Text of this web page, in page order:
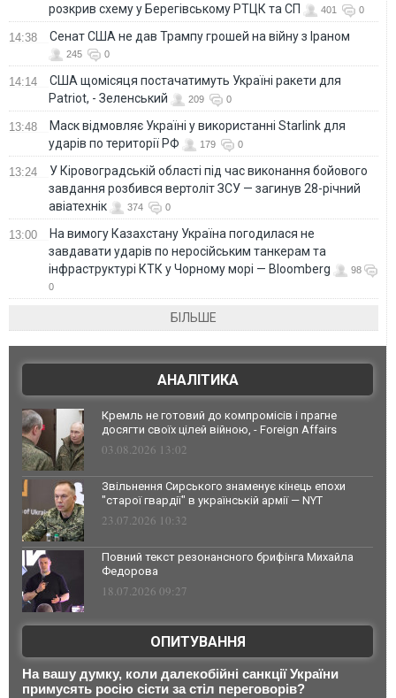
розкрив схему у Берегівському РТЦК та СП
401 0
14:38 Сенат США не дав Трампу грошей на війну з Іраном
245 0
14:14
США щомісяця постачатимуть Україні ракети для
Patriot, - Зеленський
209 0
13:48
Маск відмовляє Україні у використанні Starlink для
ударів по території РФ
179 0
13:24
У Кіровоградській області під час виконання бойового
завдання розбився вертоліт ЗСУ — загинув 28-річний
авіатехнік
374 0
13:00
На вимогу Казахстану Україна погодилася не
завдавати ударів по неросійським танкерам та
інфраструктурі КТК у Чорному морі — Bloomberg
98
0
БІЛЬШЕ
АНАЛІТИКА
Кремль не готовий до компромісів і прагне
досягти своїх цілей війною, - Foreign Affairs
03.08.2026 13:02
Звільнення Сирського знаменує кінець епохи
"старої гвардії" в українській армії — NYT
23.07.2026 10:32
Повний текст резонансного брифінга Михайла
Федорова
18.07.2026 09:27
ОПИТУВАННЯ
На вашу думку, коли далекобійні санкції України
примусять росію сісти за стіл переговорів?